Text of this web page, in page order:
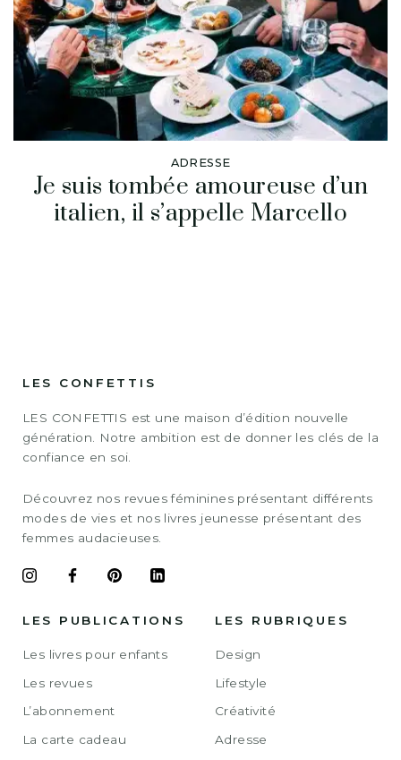
ADRESSE
Je suis tombée amoureuse d’un
italien, il s’appelle Marcello
LES CONFETTIS
LES CONFETTIS est une maison d’édition nouvelle
génération. Notre ambition est de donner les clés de la
confiance en soi.
Découvrez nos revues féminines présentant différents
modes de vies et nos livres jeunesse présentant des
femmes audacieuses.
LES PUBLICATIONS
Les livres pour enfants
Les revues
L’abonnement
La carte cadeau
LES RUBRIQUES
Design
Lifestyle
Créativité
Adresse